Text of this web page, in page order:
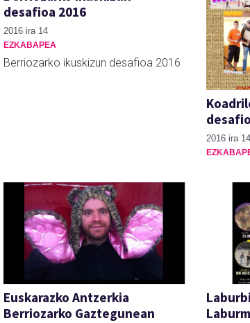
desafioa 2016
2016 ira 14
EZKABAPEA
Berriozarko ikuskizun desafioa 2016
2016 ira 14
Euskarazko Antzerkia
Berriozarko Gaztegunean